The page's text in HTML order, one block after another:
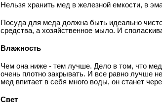
Нельзя хранить мед в железной емкости, в
Посуда для меда должна быть идеально
средства, а хозяйственное мыло. И
Влажность
Чем она ниже - тем лучше. Дело в том, что
очень плотно закрывать. И все равно лучше
мед впитает в себя много воды, он станет
Свет